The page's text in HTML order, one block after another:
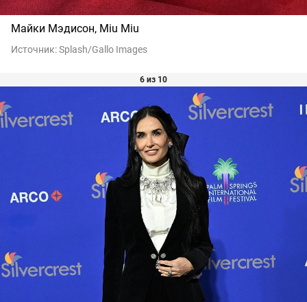
Майки Мэдисон, Miu Miu
Источник:Splash/Gallo Images
6 из 10